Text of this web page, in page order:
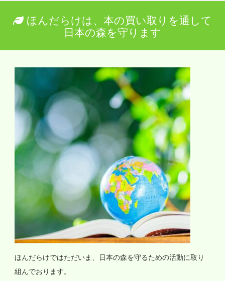
ほんだらけは、本の買い取りを通して
日本の森を守ります
ほんだらけではただいま、日本の森を守るための活動に取り
組んでおります。